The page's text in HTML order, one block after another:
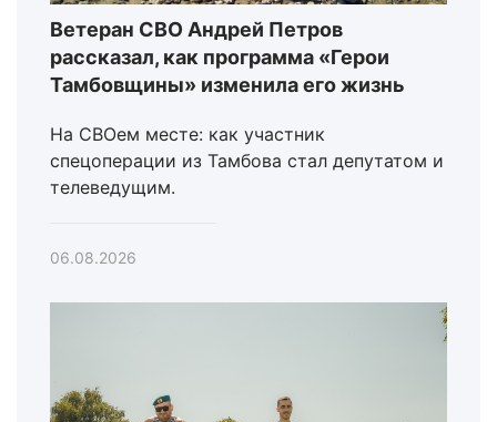
Ветеран СВО Андрей Петров
рассказал, как программа «Герои
Тамбовщины» изменила его жизнь
На СВОем месте: как участник
спецоперации из Тамбова стал депутатом и
телеведущим.
06.08.2026